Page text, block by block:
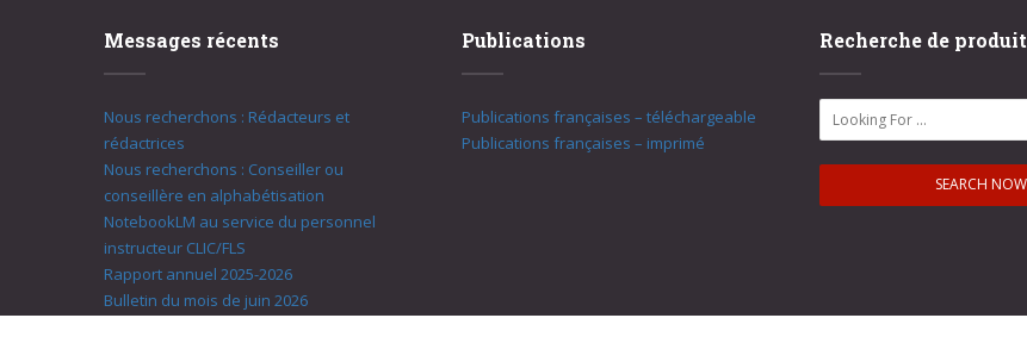
Messages récents
Nous recherchons : Rédacteurs et
rédactrices
Nous recherchons : Conseiller ou
conseillère en alphabétisation
NotebookLM au service du personnel
instructeur CLIC/FLS
Rapport annuel 2025-2026
Bulletin du mois de juin 2026
Publications
Publications françaises – téléchargeable
Publications françaises – imprimé
Recherche de produit